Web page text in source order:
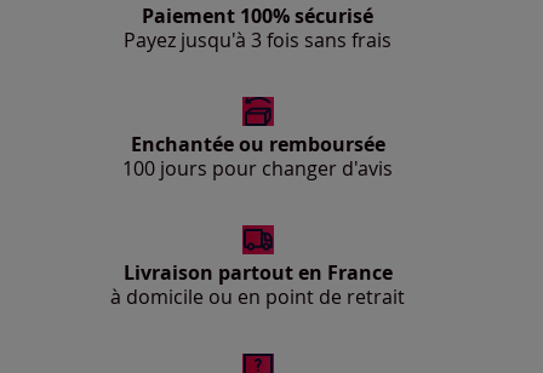
Paiement 100% sécurisé
Payez jusqu'à 3 fois sans frais
Enchantée ou remboursée
100 jours pour changer d'avis
Livraison partout en France
à domicile ou en point de retrait